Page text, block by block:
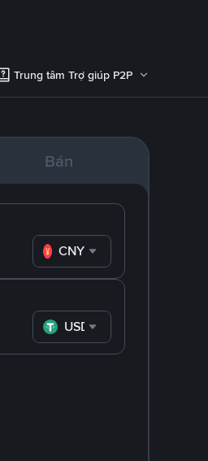
Trung tâm Trợ giúp P2P
Bán
CNY
USDT